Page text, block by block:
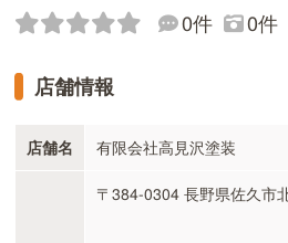
0件 0件
店舗情報
店舗名 有限会社高見沢塗装
〒384-0304 長野県佐久市